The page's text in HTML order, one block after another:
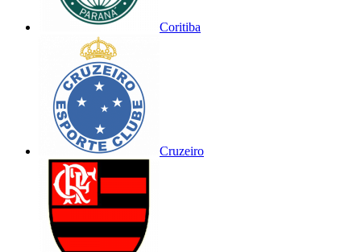
Coritiba
Cruzeiro